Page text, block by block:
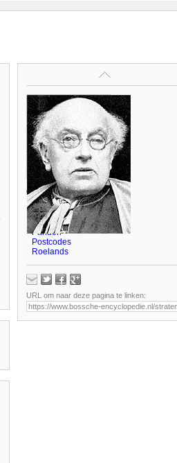
Op deze pagina
Artikelen
Benaming
Bossche straatnamen
Panden
Postcodes
Roelands
URL om naar deze pagina te linken: